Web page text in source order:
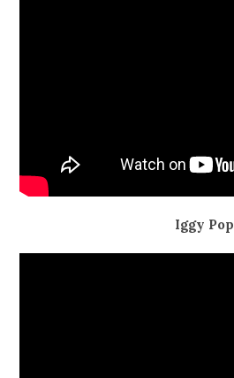
Iggy Pop